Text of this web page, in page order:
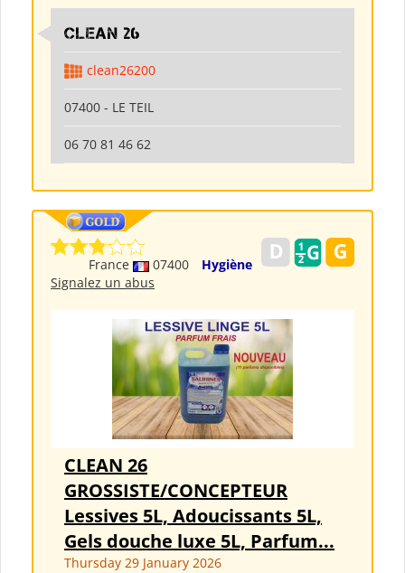
clean 26
clean26200
07400 - LE TEIL
06 70 81 46 62
France 07400
Hygiène
Signalez un abus
CLEAN 26
GROSSISTE/CONCEPTEUR
Lessives 5L, Adoucissants 5L,
Gels douche luxe 5L, Parfum...
Thursday 29 January 2026